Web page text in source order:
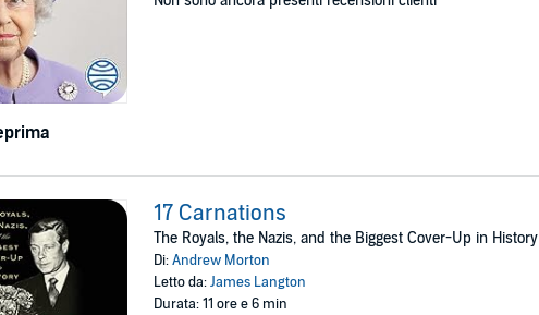
17 Carnations
The Royals, the Nazis, and the Biggest Cover-Up in History
Di:Andrew Morton
Letto da:James Langton
Durata: 11 ore e 6 min